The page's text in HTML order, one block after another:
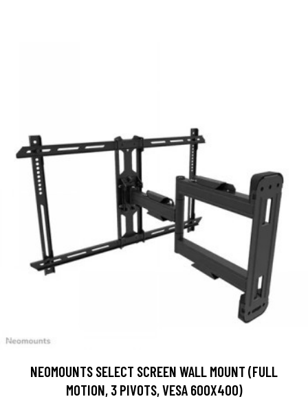
NEOMOUNTS SELECT SCREEN WALL MOUNT (FULL
MOTION, 3 PIVOTS, VESA 600X400)